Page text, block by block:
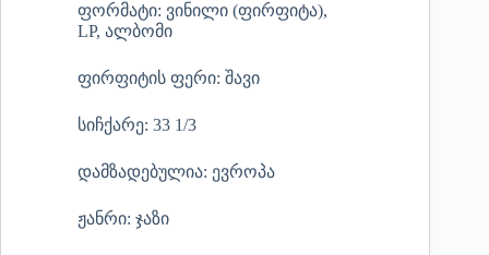
ფორმატი: ვინილი (ფირფიტა),
LP, ალბომი
ფირფიტის ფერი: შავი
სიჩქარე: 33 1/3
დამზადებულია: ევროპა
ჟანრი: ჯაზი